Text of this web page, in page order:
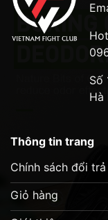
Số
Hà
Thông tin trang
Chính sách đổi trả
Giỏ hàng